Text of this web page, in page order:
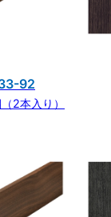
92
2本入り）